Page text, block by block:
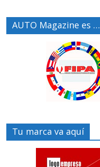
AUTO Magazine es …
Tu marca va aquí